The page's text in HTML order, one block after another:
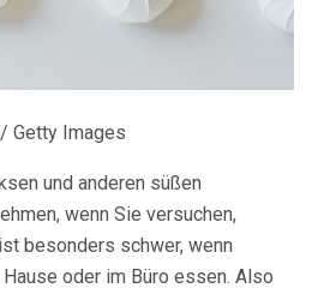
Getty Images
und anderen süßen
wenn Sie versuchen,
besonders schwer, wenn
oder im Büro essen. Also